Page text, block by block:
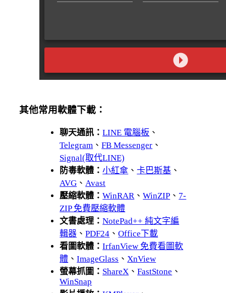
其他常用軟體下載：
聊天通訊：LINE 電腦板 、
Telegram 、FB Messenger 、
Signal(取代LINE)
防毒軟體：小紅傘 、卡巴斯基 、
AVG 、 Avast
壓縮軟體：WinRAR 、WinZIP 、 7-
ZIP 免費壓縮軟體
文書處理：NotePad++ 純文字編
輯器 、PDF24 、Office下載
看圖軟體：IrfanView 免費看圖軟
體 、ImageGlass 、 XnView
螢幕抓圖： ShareX 、FastStone 、
WinSnap